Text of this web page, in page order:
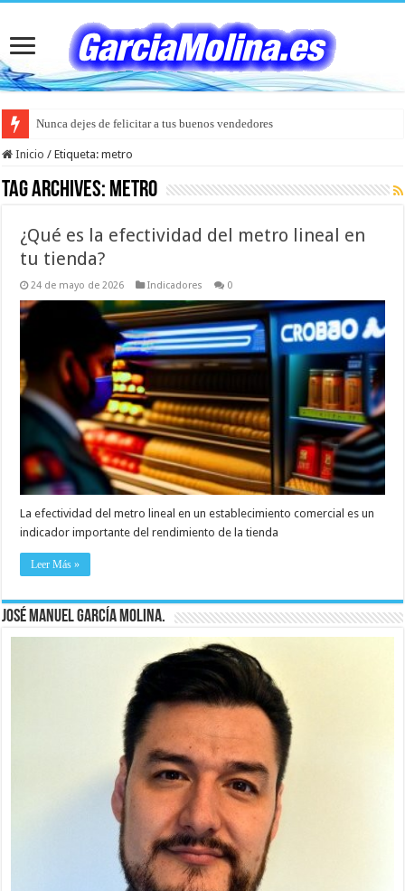
Nunca dejes de felicitar a tus buenos vendedores
Inicio / Etiqueta:metro
Tag Archives: metro
¿Qué es la efectividad del metro lineal en
tu tienda?
24 de mayo de 2026 Indicadores 0
La efectividad del metro lineal en un establecimiento comercial es un
indicador importante del rendimiento de la tienda
Leer Más »
José Manuel García Molina.